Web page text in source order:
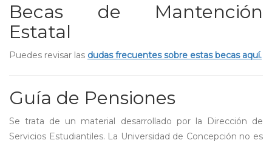
Becas de Mantención
Estatal
Puedes revisar las dudas frecuentes sobre estas becas aquí.
Guía de Pensiones
Se trata de un material desarrollado por la Dirección de
Servicios Estudiantiles. La Universidad de Concepción no es